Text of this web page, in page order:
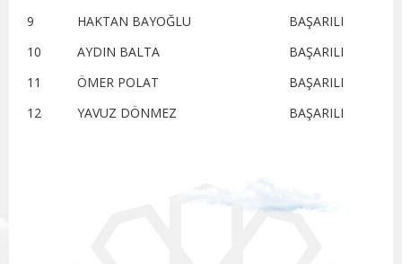
9
HAKTAN BAYOĞLU
BAŞARILI
10
AYDIN BALTA
BAŞARILI
11
ÖMER POLAT
BAŞARILI
12
YAVUZ DÖNMEZ BAŞARILI